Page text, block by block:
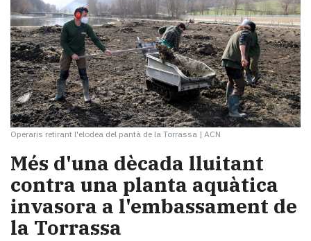
Operaris retirant l'elodea del pantà de la Torrassa | ACN
Més d'una dècada lluitant
contra una planta aquàtica
invasora a l'embassament de
la Torrassa